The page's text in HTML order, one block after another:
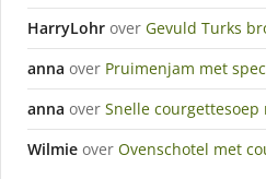
HarryLohr over Gevuld Turks
anna over Pruimenjam met
anna over Snelle courgettesoep
Wilmie over Ovenschotel met